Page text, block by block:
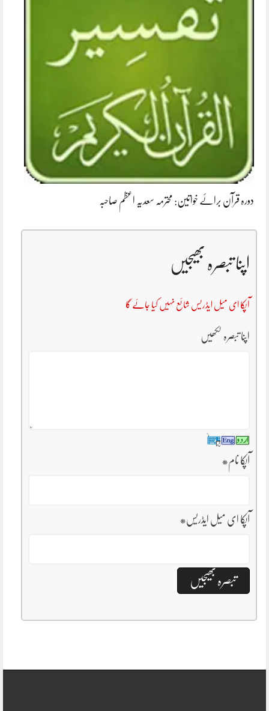
دورہ قرآن برائے خواتین: محترمہ سعدیہ اعظم صاحبہ
اپنا تبصرہ بھیجیں
آپکا ای میل ایڈریس شائع نہیں کیا جائے گا
اپنا تبصرہ لکھیں
آپکا نام*
آپکا ای میل ایڈریس*